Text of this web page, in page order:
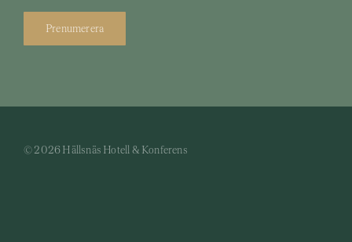
Prenumerera
© 2026 Hällsnäs Hotell & Konferens